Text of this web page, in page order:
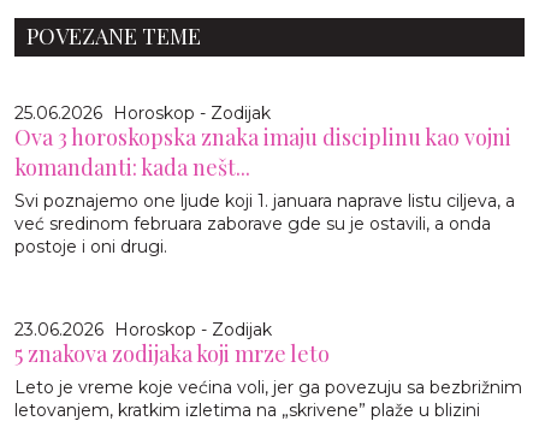
POVEZANE TEME
25.06.2026 Horoskop - Zodijak
Ova 3 horoskopska znaka imaju disciplinu kao vojni
komandanti: kada nešt...
Svi poznajemo one ljude koji 1. januara naprave listu ciljeva, a
već sredinom februara zaborave gde su je ostavili, a onda
postoje i oni drugi.
23.06.2026 Horoskop - Zodijak
5 znakova zodijaka koji mrze leto
Leto je vreme koje većina voli, jer ga povezuju sa bezbrižnim
letovanjem, kratkim izletima na „skrivene” plaže u blizini